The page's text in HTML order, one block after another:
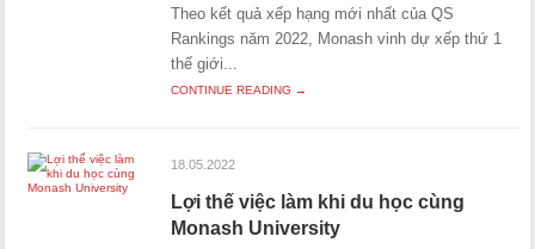
Theo kết quả xếp hạng mới nhất của QS
Rankings năm 2022, Monash vinh dự xếp thứ 1
thế giới...
CONTINUE READING →
18.05.2022
Lợi thế việc làm khi du học cùng
Monash University